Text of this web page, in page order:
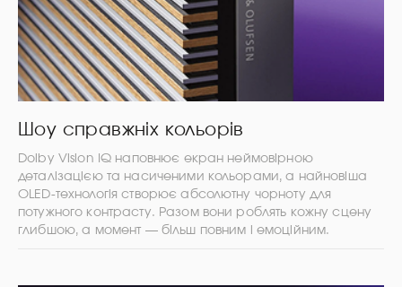
Шоу справжніх кольорів
Dolby Vision IQ наповнює екран неймовірною
деталізацією та насиченими кольорами, а найновіша
OLED-технологія створює абсолютну чорноту для
потужного контрасту. Разом вони роблять кожну сцену
глибшою, а момент — більш повним і емоційним.